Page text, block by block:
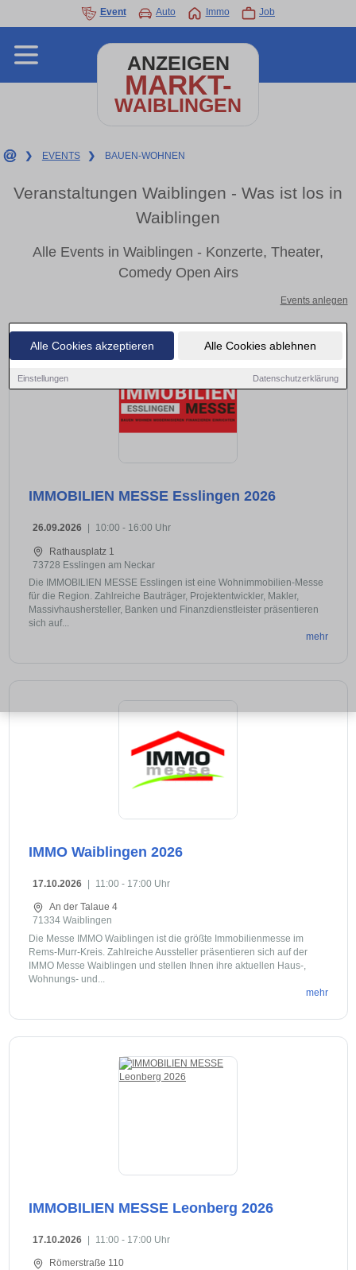
Alle Cookies akzeptieren Alle Cookies ablehnen
Einstellungen Datenschutzerklärung
Event Auto Immo Job
ANZEIGEN
MARKT-
WAIBLINGEN
❯ EVENTS ❯ BAUEN-WOHNEN
Veranstaltungen Waiblingen - Was ist los in
Waiblingen
Alle Events in Waiblingen - Konzerte, Theater,
Comedy Open Airs
Events anlegen
IMMOBILIEN MESSE Esslingen 2026
26.09.2026 10:00 - 16:00 Uhr
Rathausplatz 1
73728 Esslingen am Neckar
Die IMMOBILIEN MESSE Esslingen ist eine Wohnimmobilien-Messe
für die Region. Zahlreiche Bauträger, Projektentwickler, Makler,
Massivhaushersteller, Banken und Finanzdienstleister präsentieren
sich auf...
mehr
IMMO Waiblingen 2026
17.10.2026 11:00 - 17:00 Uhr
An der Talaue 4
71334 Waiblingen
Die Messe IMMO Waiblingen ist die größte Immobilienmesse im
Rems-Murr-Kreis. Zahlreiche Aussteller präsentieren sich auf der
IMMO Messe Waiblingen und stellen Ihnen ihre aktuellen Haus-,
Wohnungs- und...
mehr
IMMOBILIEN MESSE Leonberg 2026
17.10.2026 | 11:00 - 17:00 Uhr
Römerstraße 110